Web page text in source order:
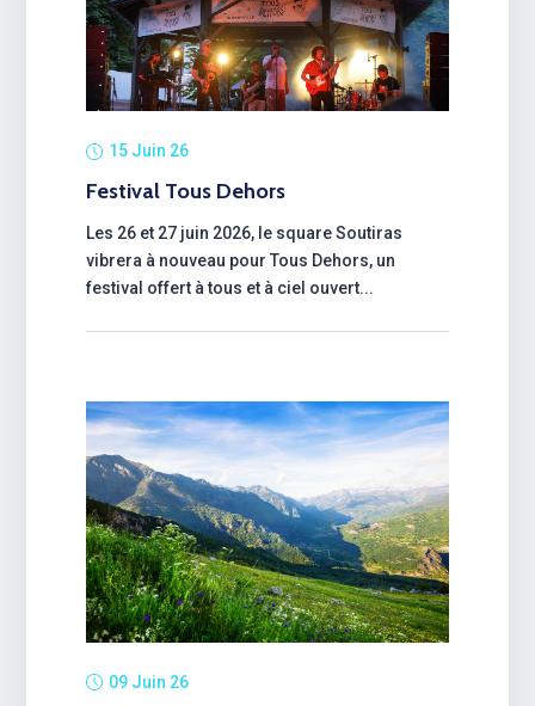
15 Juin 26
Festival Tous Dehors
Les 26 et 27 juin 2026, le square Soutiras
vibrera à nouveau pour Tous Dehors, un
festival offert à tous et à ciel ouvert...
09 Juin 26